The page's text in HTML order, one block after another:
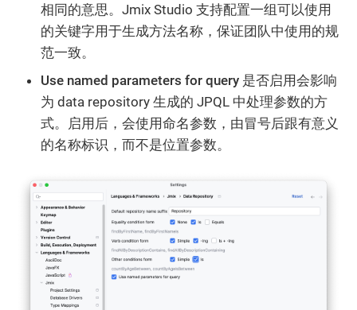
相同的意思。Jmix Studio 支持配置一组可以使用
的关键字用于生成方法名称，保证团队中使用的规
范一致。
Use named parameters for query 是否启用会影响
为 data repository 生成的 JPQL 中处理参数的方
式。启用后，会使用命名参数，由冒号后跟有意义
的名称标识，而不是位置参数。